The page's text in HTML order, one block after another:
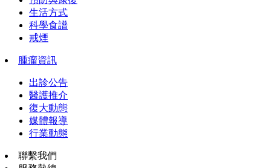
生活方式
科學食譜
戒煙
腫瘤資訊
出診公告
醫護推介
復大動態
媒體報導
行業動態
聯繫我們